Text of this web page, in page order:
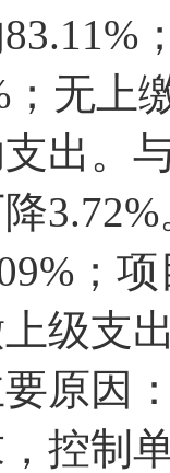
83.11%
； 无上
出。
3.72%
%；项
级支出
原因
控制